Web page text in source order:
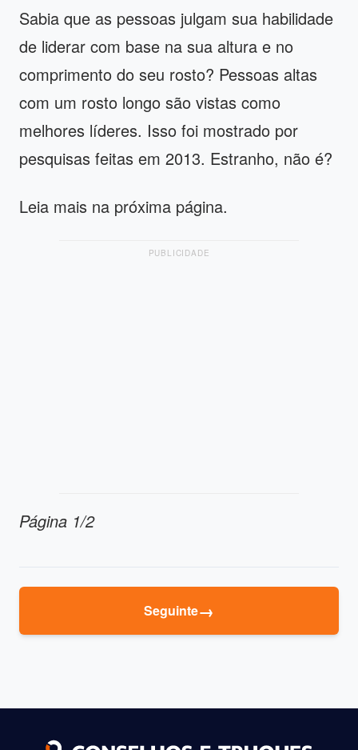
Sabia que as pessoas julgam sua habilidade
de liderar com base na sua altura e no
comprimento do seu rosto? Pessoas altas
com um rosto longo são vistas como
melhores líderes. Isso foi mostrado por
pesquisas feitas em 2013. Estranho, não é?
Leia mais na próxima página.
PUBLICIDADE
Página 1/2
Seguinte→